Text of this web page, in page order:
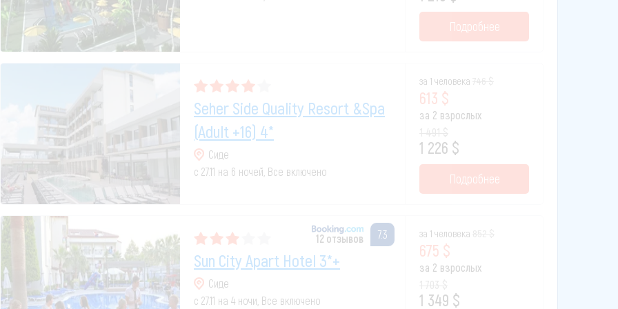
Подробнее
Seher Side Quality Resort &spa
(adult +16) 4*
Сиде
с 27.11 на 6 ночей, Все включено
за 1 человека
613 $
за 2 взрослых
1 226 $
Подробнее
12 отзывов 7.3
Sun City Apart Hotel 3*+
Сиде
с 27.11 на 4 ночи, Все включено
за 1 человека
675 $
за 2 взрослых
1 349 $